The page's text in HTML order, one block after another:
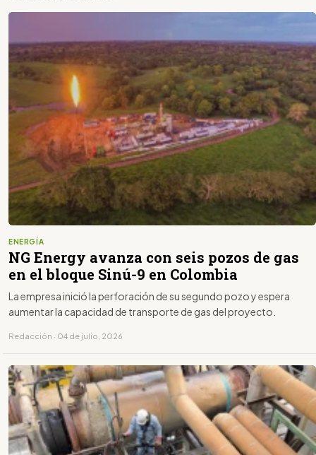
ENERGÍA
NG Energy avanza con seis pozos de gas
en el bloque Sinú-9 en Colombia
La empresa inició la perforación de su segundo pozo y espera
aumentar la capacidad de transporte de gas del proyecto.
Redacción · 04 de julio, 2026